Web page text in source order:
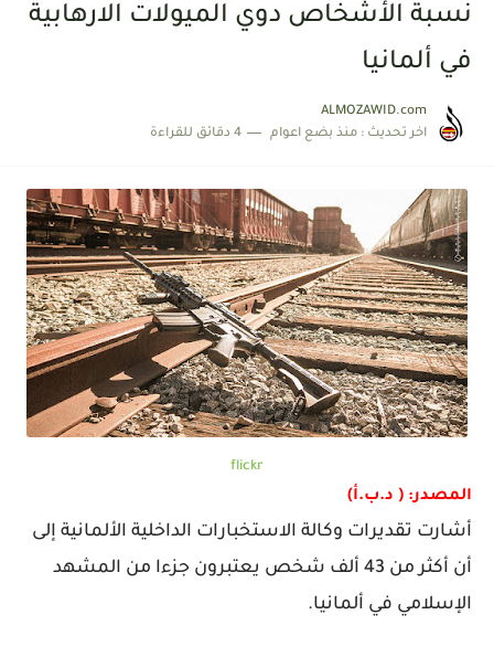
نسبة الأشخاص دوي الميولات الارهابية
في ألمانيا
ALMOZAWID.com
اخر تحديث : منذ بضع اعوام 4 دقائق للقراءة
flickr
المصدر: ( د.ب.أ)
أشارت تقديرات وكالة الاستخبارات الداخلية الألمانية إلى
أن أكثر من 43 ألف شخص يعتبرون جزءا من المشهد
الإسلامي في ألمانيا.